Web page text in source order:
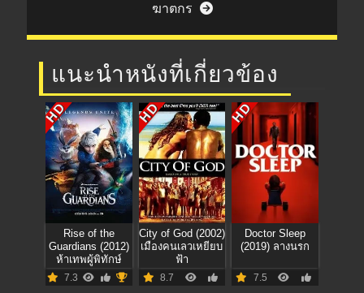
ฆาตกร
แนะนำหนังที่เกี่ยวข้อง
HD
Rise of the
Guardians (2012)
ห้าเทพผู้พิทักษ์
7.3
HD
City of God (2002)
เมืองคนเลวเหยียบ
ฟ้า
8.7
HD
Doctor Sleep
(2019) ลางนรก
7.5